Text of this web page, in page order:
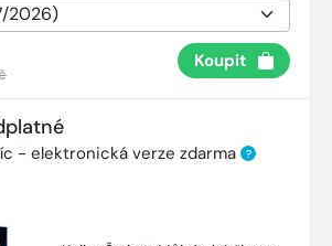
Koupit
- elektronická verze zdarma ?